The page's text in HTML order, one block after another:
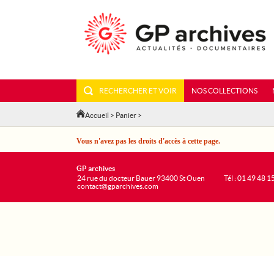
RECHERCHER ET VOIR NOS COLLECTIONS
Accueil > Panier >
Vous n'avez pas les droits d'accès à cette page.
GP archives
24 rue du docteur Bauer 93400 St Ouen
contact@gparchives.com
Tél : 01 49 48